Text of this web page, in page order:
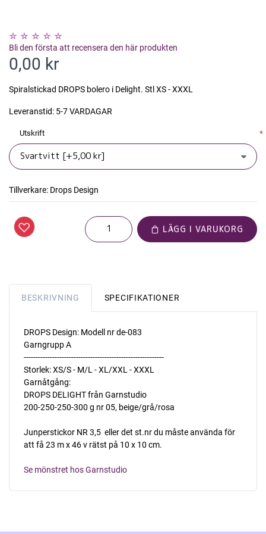
Bli den första att recensera den här produkten
0,00 kr
Spiralstickad DROPS bolero i Delight. Stl XS - XXXL
Leveranstid: 5-7 VARDAGAR
Utskrift *
Tillverkare: Drops Design
LÄGG I VARUKORG
BESKRIVNING SPECIFIKATIONER
DROPS Design: Modell nr de-083
Garngrupp A
-----------------------------------------------------------
Storlek: XS/S - M/L - XL/XXL - XXXL
Garnåtgång:
DROPS DELIGHT från Garnstudio
200-250-250-300 g nr 05, beige/grå/rosa
Junperstickor NR 3,5  eller det st.nr du måste använda för
att få 23 m x 46 v rätst på 10 x 10 cm.
Se mönstret hos Garnstudio